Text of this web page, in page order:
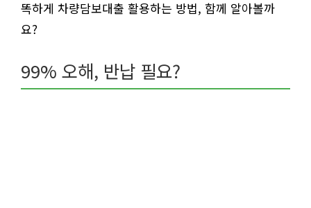
똑하게 차량담보대출 활용하는 방법, 함께 알아볼까
요?
99% 오해, 반납 필요?